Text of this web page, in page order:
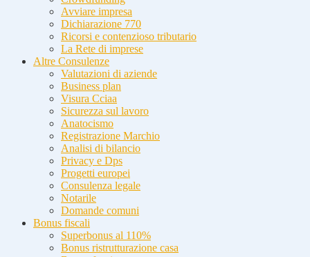
Avviare impresa
Dichiarazione 770
Ricorsi e contenzioso tributario
La Rete di imprese
Altre Consulenze
Valutazioni di aziende
Business plan
Visura Cciaa
Sicurezza sul lavoro
Anatocismo
Registrazione Marchio
Analisi di bilancio
Privacy e Dps
Progetti europei
Consulenza legale
Notarile
Domande comuni
Bonus fiscali
Superbonus al 110%
Bonus ristrutturazione casa